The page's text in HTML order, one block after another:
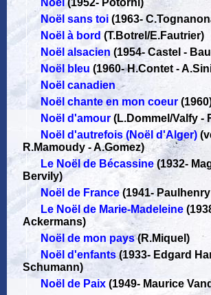
Noël (1952- Potorni)
Noël sans toi (1963-
Noël à bord (T.Botrel/E.Fautrier)
Noël alsacien (1954- Castel -
Noël bleu (1960-H.Contet -
Noël canadien
Noël chante en mon coeur
Noël d'amour (L.Dommel/Valfy -
Noël d'autrefois (Noël d'Alger)
R.Mamoudy - A.Gomez)
Le Noël de Bécassine (1932-
Bervily)
Noël de France (1941-
Le Noël de Marie-Madeleine
Ackermans)
Noël de mon pays (R.Miquel)
Noël d'enfants(1933- Edgard
Schumann)
Noël de Paix (1949- Maurice